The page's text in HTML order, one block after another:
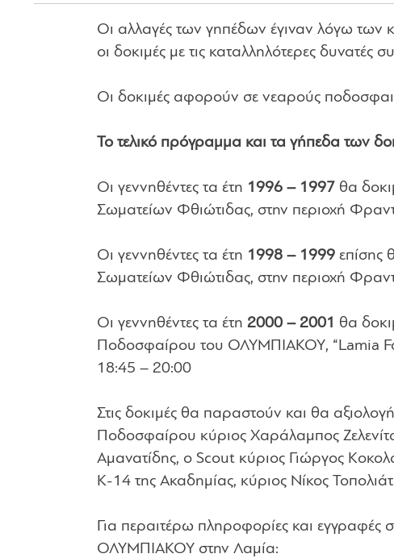
Οι αλλαγές των γηπέδων έγιναν λόγω των
οι δοκιμές με τις καταλληλότερες δυνατές
Οι δοκιμές αφορούν σε νεαρούς
Το τελικό πρόγραμμα και τα γήπεδα των
Οι γεννηθέντες τα έτη 1996 – 1997 θα
Σωματείων Φθιώτιδας, στην περιοχή
Οι γεννηθέντες τα έτη 1998 – 1999 επίσης
Σωματείων Φθιώτιδας, στην περιοχή
Οι γεννηθέντες τα έτη 2000 – 2001 θα
Ποδοσφαίρου του ΟΛΥΜΠΙΑΚΟΥ, “Lamia
18:45 – 20:00
Στις δοκιμές θα παραστούν και θα
Ποδοσφαίρου κύριος Χαράλαμπος
Αμανατίδης, ο Scout κύριος Γιώργος
Κ-14 της Ακαδημίας, κύριος Νίκος
Για περαιτέρω πληροφορίες και
ΟΛΥΜΠΙΑΚΟΥ στην Λαμία: